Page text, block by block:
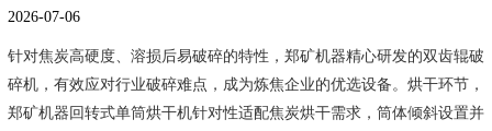
2026-07-06
针对焦炭高硬度、溶损后易破碎的特性，郑矿机器精心研发的双齿辊破
碎机，有效应对行业破碎难点，成为炼焦企业的优选设备。烘干环节，
郑矿机器回转式单筒烘干机针对性适配焦炭烘干需求，筒体倾斜设置并